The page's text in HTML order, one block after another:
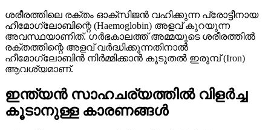
ശരീരത്തിലെ രക്തം ഓക്സിജൻ വഹിക്കുന്ന പ്രോട്ടീനായ
ഹീമോഗ്ലോബിന്റെ (Haemoglobin) അളവ് കുറയുന്ന
അവസ്ഥയാണിത്. ഗർഭകാലത്ത് അമ്മയുടെ ശരീരത്തിൽ
രക്തത്തിന്റെ അളവ് വർദ്ധിക്കുന്നതിനാൽ
ഹീമോഗ്ലോബിൻ നിർമ്മിക്കാൻ കൂടുതൽ ഇരുമ്പ് (Iron)
ആവശ്യമാണ്.
ഇന്ത്യൻ സാഹചര്യത്തിൽ വിളർച്ച
കൂടാനുള്ള കാരണങ്ങൾ